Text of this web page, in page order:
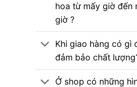
hoa từ mấy giờ đến
giờ ?
Khi giao hàng có gì
đảm bảo chất
Ở shop có những